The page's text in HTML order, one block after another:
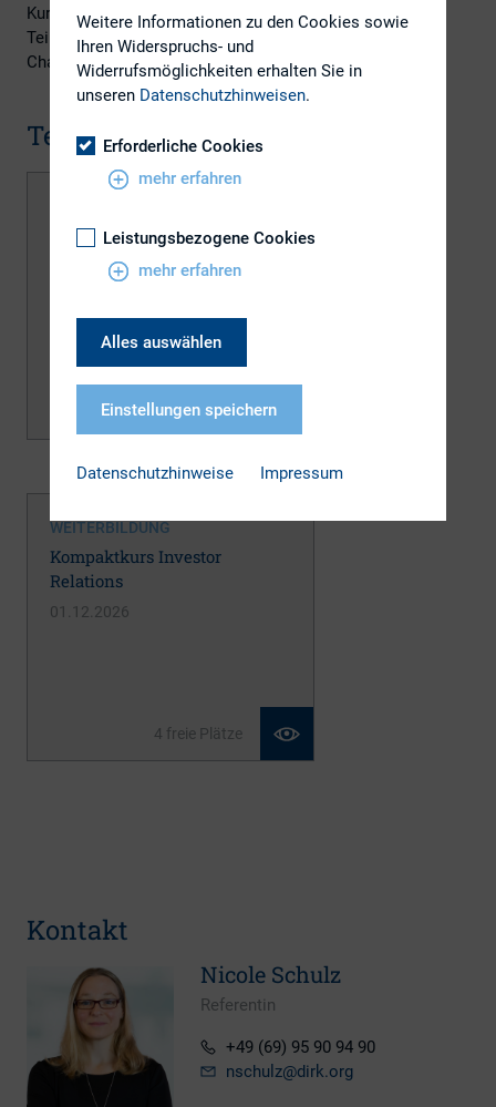
Kursunterlagen und Verpflegung inbegriffen. Die Zahl der
Teilnehmer ist auf 10 begrenzt, um den interaktiven
Charakter der Präsenzveranstaltungen zu gewährleisten.
Termine
Kompaktkurs Investor
Relations
3 freie Plätze
WEITERBILDUNG
Kompaktkurs Investor
Relations
01.12.2026
4 freie Plätze
Kontakt
Nicole Schulz
Referentin
+49 (69) 95 90 94 90
nschulz@dirk.org
Weitere Informationen zu den Cookies sowie
Ihren Widerspruchs- und
Widerrufsmöglichkeiten erhalten Sie in
unseren Datenschutzhinweisen.
Erforderliche Cookies
mehr erfahren
Leistungsbezogene Cookies
mehr erfahren
Alles auswählen
Einstellungen speichern
Datenschutzhinweise Impressum